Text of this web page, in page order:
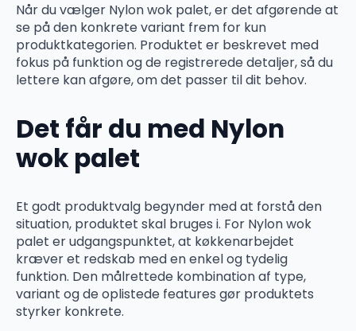
Når du vælger Nylon wok palet, er det afgørende at
se på den konkrete variant frem for kun
produktkategorien. Produktet er beskrevet med
fokus på funktion og de registrerede detaljer, så du
lettere kan afgøre, om det passer til dit behov.
Det får du med Nylon
wok palet
Et godt produktvalg begynder med at forstå den
situation, produktet skal bruges i. For Nylon wok
palet er udgangspunktet, at køkkenarbejdet
kræver et redskab med en enkel og tydelig
funktion. Den målrettede kombination af type,
variant og de oplistede features gør produktets
styrker konkrete.